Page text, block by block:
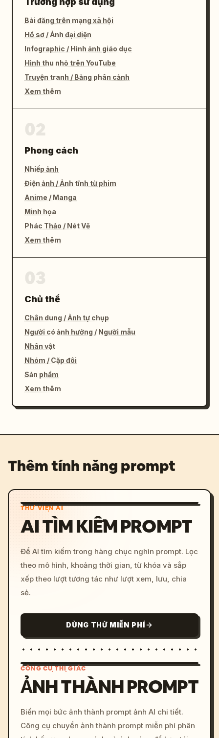
Bài đăng trên mạng xã hội
Hồ sơ / Ảnh đại diện
Infographic / Hình ảnh giáo dục
Hình thu nhỏ trên YouTube
Truyện tranh / Bảng phân cảnh
Xem thêm
Phong cách
Nhiếp ảnh
Điện ảnh / Ảnh tĩnh từ phim
Anime / Manga
Minh họa
Phác Thảo / Nét Vẽ
Xem thêm
Chủ thể
Chân dung / Ảnh tự chụp
Người có ảnh hưởng / Người mẫu
Nhân vật
Nhóm / Cặp đôi
Sản phẩm
Xem thêm
Thêm tính năng prompt
THƯ VIỆN AI
AI TÌM KIẾM PROMPT
Để AI tìm kiếm trong hàng chục nghìn prompt. Lọc
theo mô hình, khoảng thời gian, từ khóa và sắp
xếp theo lượt tương tác như lượt xem, lưu, chia
sẻ.
DÙNG THỬ MIỄN PHÍ
c, cyberpunk sunset, neon
colors, 8k --v 6.0
CÔNG CỤ THỊ GIÁC
ẢNH THÀNH PROMPT
Biến mọi bức ảnh thành prompt ảnh AI chi tiết.
Công cụ chuyển ảnh thành prompt miễn phí phân